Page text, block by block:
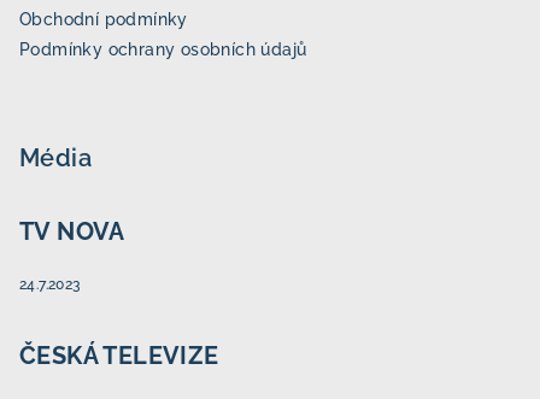
Obchodní podmínky
Podmínky ochrany osobních údajů
Média
TV NOVA
24.7.2023
ČESKÁ TELEVIZE